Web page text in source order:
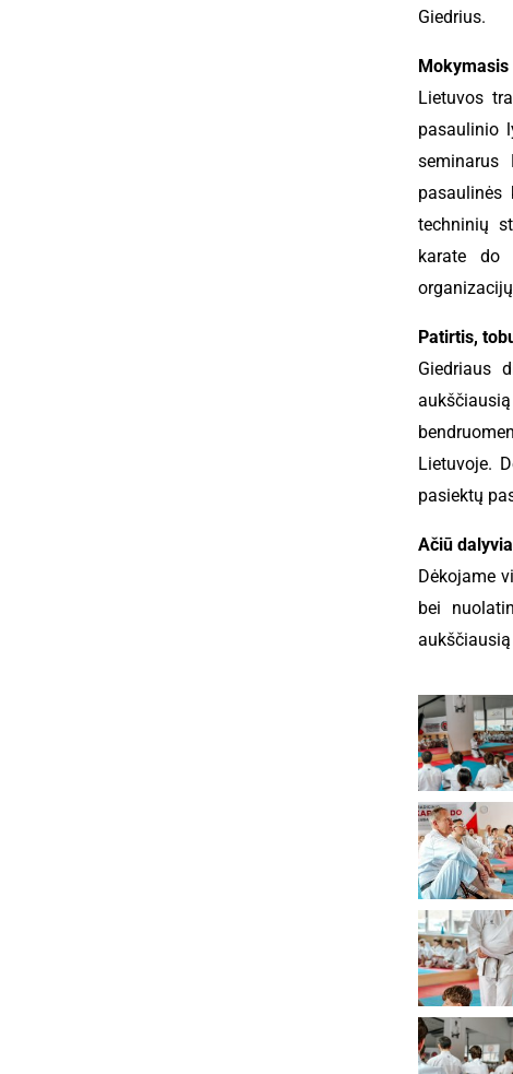
Giedrius.
Lietuvos
pasaulinio
seminarus
pasaulinės
techninių
karate do
Patirtis,
Giedriaus
Lietuvoje.
pasiektų
Ačiū
Dėkojame
bei